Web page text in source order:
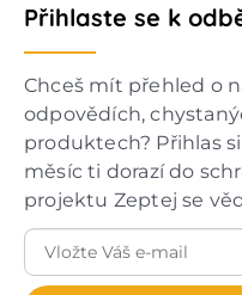
Přihlaste se k
Chceš mít přehled o
odpovědích,
produktech? Přihlas
měsíc ti dorazí do
projektu Zeptej se